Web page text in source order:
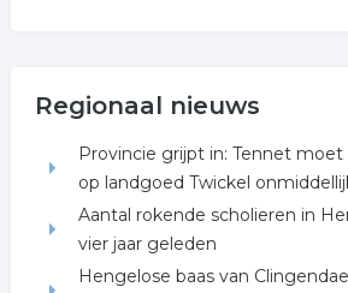
Regionaal nieuws
Provincie grijpt in: Tennet
op landgoed Twickel
Aantal rokende scholieren in
vier jaar geleden
Hengelose baas van